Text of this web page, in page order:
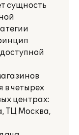
сущность
в четырех
центрах:
ТЦ Москва,